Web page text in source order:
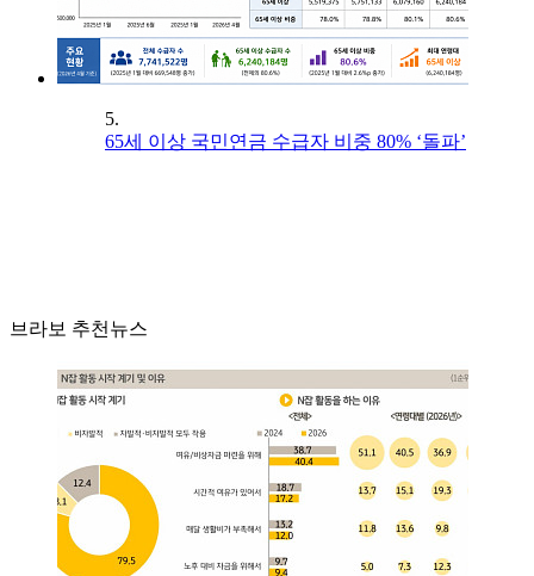
5.
65세 이상 국민연금 수급자 비중 80% ‘돌파’
브라보 추천뉴스